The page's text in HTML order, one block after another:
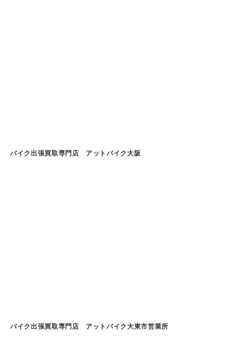
バイク出張買取専門店 アットバイク大阪
バイク出張買取専門店 アットバイク大東市営業所